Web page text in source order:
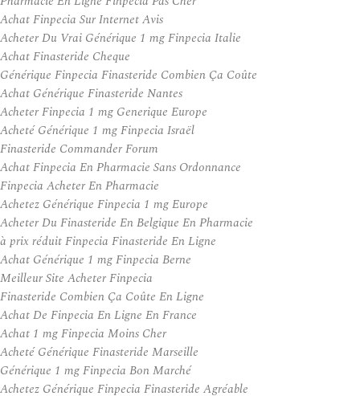
Achat Finpecia Sur Internet Avis
Acheter Du Vrai Générique 1 mg Finpecia Italie
Achat Finasteride Cheque
Générique Finpecia Finasteride Combien Ça Coûte
Achat Générique Finasteride Nantes
Acheter Finpecia 1 mg Generique Europe
Acheté Générique 1 mg Finpecia Israël
Finasteride Commander Forum
Achat Finpecia En Pharmacie Sans Ordonnance
Finpecia Acheter En Pharmacie
Achetez Générique Finpecia 1 mg Europe
Acheter Du Finasteride En Belgique En Pharmacie
à prix réduit Finpecia Finasteride En Ligne
Achat Générique 1 mg Finpecia Berne
Meilleur Site Acheter Finpecia
Finasteride Combien Ça Coûte En Ligne
Achat De Finpecia En Ligne En France
Achat 1 mg Finpecia Moins Cher
Acheté Générique Finasteride Marseille
Générique 1 mg Finpecia Bon Marché
Achetez Générique Finpecia Finasteride Agréable